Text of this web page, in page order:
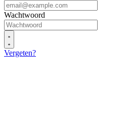
Wachtwoord
Vergeten?